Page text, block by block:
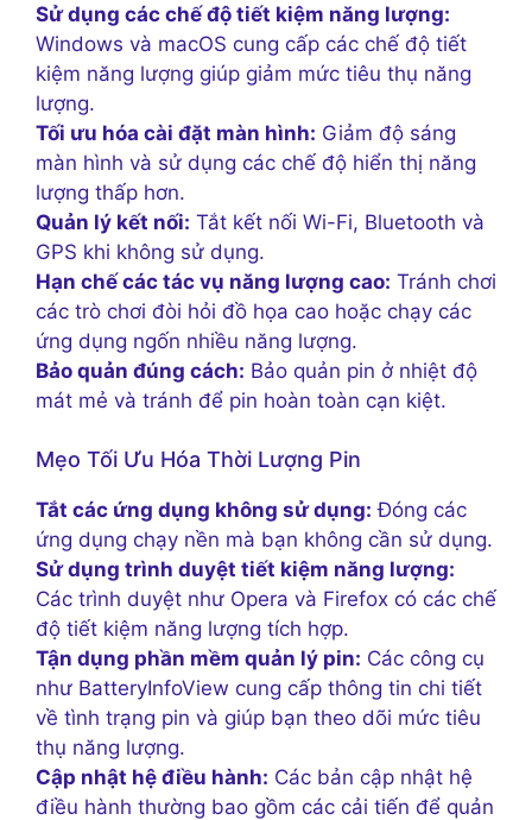
Sử dụng các chế độ tiết kiệm năng lượng:
Windows và macOS cung cấp các chế độ tiết
kiệm năng lượng giúp giảm mức tiêu thụ năng
lượng.
Tối ưu hóa cài đặt màn hình: Giảm độ sáng
màn hình và sử dụng các chế độ hiển thị năng
lượng thấp hơn.
Quản lý kết nối: Tắt kết nối Wi-Fi, Bluetooth và
GPS khi không sử dụng.
Hạn chế các tác vụ năng lượng cao: Tránh chơi
các trò chơi đòi hỏi đồ họa cao hoặc chạy các
ứng dụng ngốn nhiều năng lượng.
Bảo quản đúng cách: Bảo quản pin ở nhiệt độ
mát mẻ và tránh để pin hoàn toàn cạn kiệt.
Mẹo Tối Ưu Hóa Thời Lượng Pin
Tắt các ứng dụng không sử dụng: Đóng các
ứng dụng chạy nền mà bạn không cần sử dụng.
Sử dụng trình duyệt tiết kiệm năng lượng:
Các trình duyệt như Opera và Firefox có các chế
độ tiết kiệm năng lượng tích hợp.
Tận dụng phần mềm quản lý pin: Các công cụ
như BatteryInfoView cung cấp thông tin chi tiết
về tình trạng pin và giúp bạn theo dõi mức tiêu
thụ năng lượng.
Cập nhật hệ điều hành: Các bản cập nhật hệ
điều hành thường bao gồm các cải tiến để quản